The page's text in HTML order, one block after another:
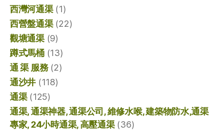
西灣河通渠(1)
西營盤通渠(22)
觀塘通渠(9)
蹲式馬桶(13)
通 渠 服務(2)
通沙井 (118)
通渠(125)
通渠, 通渠神器, 通渠公司, 維修水喉, 建築物防水,通渠
專家, 24小時通渠, 高壓通渠(36)